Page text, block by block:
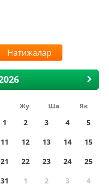
Натижалар
Жу Ша Як
1 2 3 4
5
11 12 13 14
15
21 22 23 24
25
31 1 2 3
4